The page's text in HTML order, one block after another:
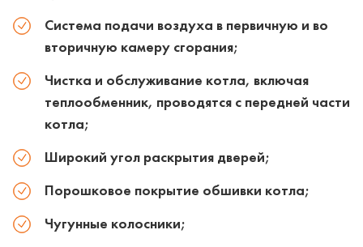
Система подачи воздуха в первичную и во
вторичную камеру сгорания;
Чистка и обслуживание котла, включая
теплообменник, проводятся с передней части
котла;
Широкий угол раскрытия дверей;
Порошковое покрытие обшивки котла;
Чугунные колосники;